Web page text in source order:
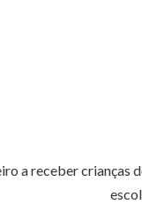
a receber crianças